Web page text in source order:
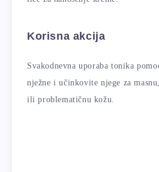
Korisna akcija
Svakodnevna uporaba tonika
nježne i učinkovite njege za
ili problematičnu kožu.